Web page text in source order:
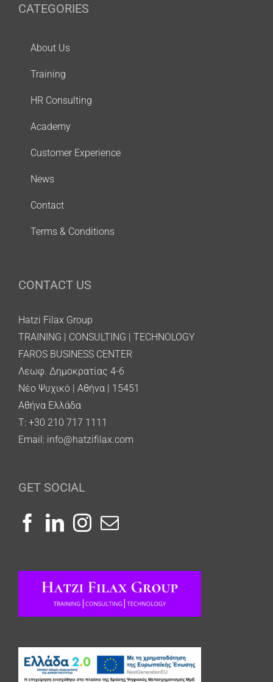
CATEGORIES
About Us
Training
HR Consulting
Academy
Customer Experience
News
Contact
Terms & Conditions
CONTACT US
Hatzi Filax Group
TRAINING | CONSULTING | TECHNOLOGY
FAROS BUSINESS CENTER
Λεωφ. Δημοκρατίας 4-6
Νέο Ψυχικό | Αθήνα | 15451
Αθήνα Ελλάδα
T: +30 210 717 1111
Email: info@hatzifilax.com
GET SOCIAL